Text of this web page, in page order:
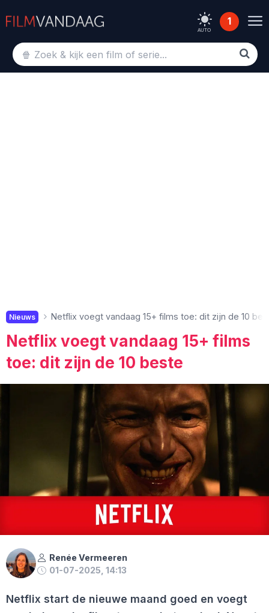
AUTO
1
Nieuws Netflix voegt vandaag 15+ films toe: dit zijn de 10
Netflix voegt vandaag 15+ films
toe: dit zijn de 10 beste
Renée Vermeeren
01-07-2025, 14:13
Netflix start de nieuwe maand goed en voegt